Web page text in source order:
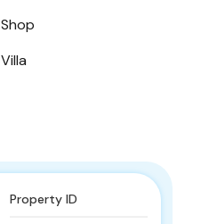
Shop
Villa